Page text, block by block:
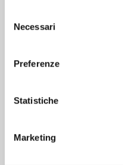
delNecessari
Preferenze
Statistiche
Marketing